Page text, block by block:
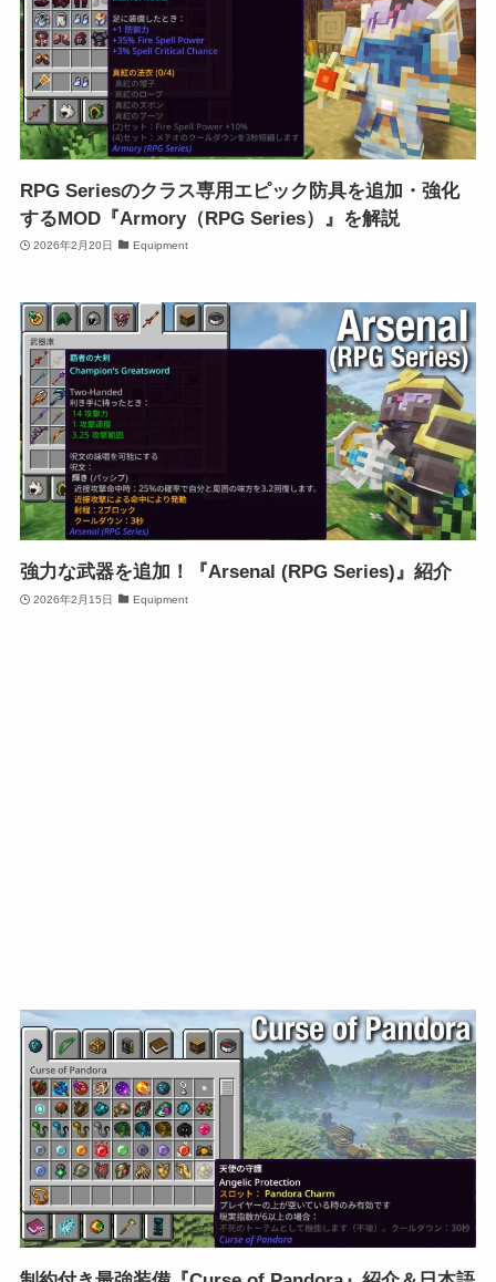
RPG Seriesのクラス専用エピック防具を追加・強化
するMOD『Armory（RPG Series）』を解説
2026年2月20日 Equipment
強力な武器を追加！『Arsenal (RPG Series)』紹介
2026年2月15日 Equipment